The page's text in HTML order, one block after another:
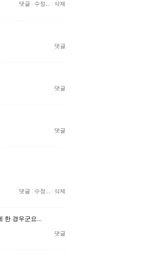
댓글 수정... 삭제
댓글
댓글
댓글
댓글 수정... 삭제
한 경우군요...
댓글